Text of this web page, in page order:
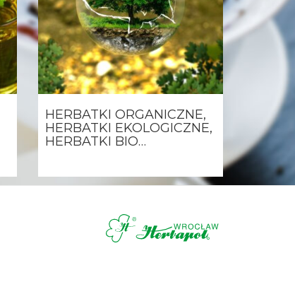
HERBATKI ORGANICZNE,
HERBATKI EKOLOGICZNE,
HERBATKI BIO…